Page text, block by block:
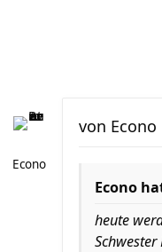
Econo
von Econo
Econo
heute